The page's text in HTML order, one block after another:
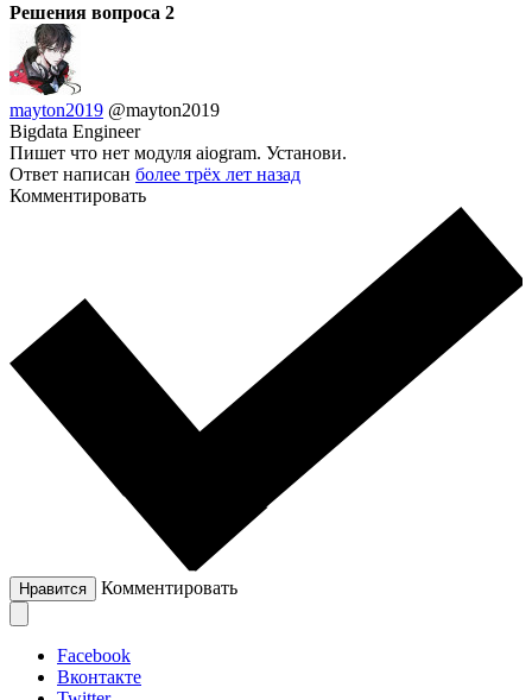
Решения вопроса 2
mayton2019 @mayton2019
Bigdata Engineer
Пишет что нет модуля aiogram. Установи.
Ответ написан более трёх лет назад
Комментировать
Нравится Комментировать
Facebook
Вконтакте